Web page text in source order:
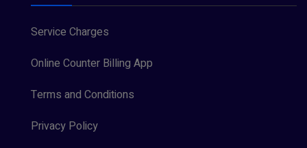
Service Charges
Online Counter Billing App
Terms and Conditions
Privacy Policy